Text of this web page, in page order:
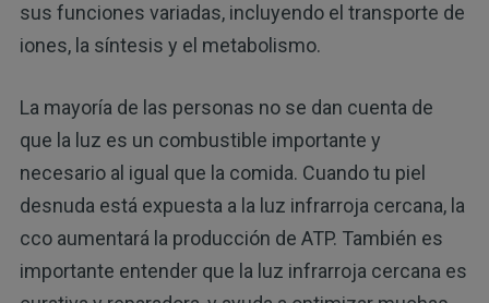
sus funciones variadas, incluyendo el transporte de
iones, la síntesis y el metabolismo.
La mayoría de las personas no se dan cuenta de
que la luz es un combustible importante y
necesario al igual que la comida. Cuando tu piel
desnuda está expuesta a la luz infrarroja cercana, la
cco aumentará la producción de ATP. También es
importante entender que la luz infrarroja cercana es